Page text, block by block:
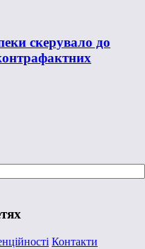
скерувало до
Контакти